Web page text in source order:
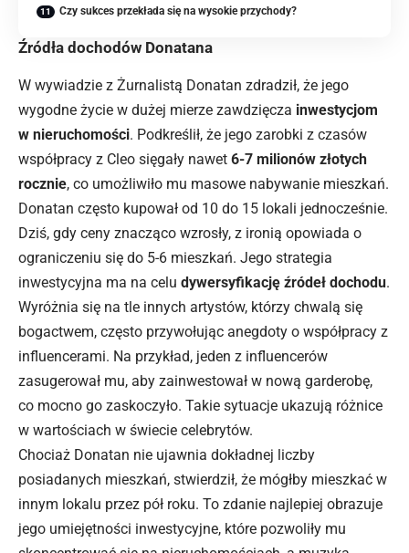
Czy sukces przekłada się na wysokie przychody?
Źródła dochodów Donatana
W wywiadzie z Żurnalistą Donatan zdradził, że jego
wygodne życie w dużej mierze zawdzięcza inwestycjom
w nieruchomości. Podkreślił, że jego zarobki z czasów
współpracy z Cleo sięgały nawet 6-7 milionów złotych
rocznie, co umożliwiło mu masowe nabywanie mieszkań.
Donatan często kupował od 10 do 15 lokali jednocześnie.
Dziś, gdy ceny znacząco wzrosły, z ironią opowiada o
ograniczeniu się do 5-6 mieszkań. Jego strategia
inwestycyjna ma na celu dywersyfikację źródeł dochodu.
Wyróżnia się na tle innych artystów, którzy chwalą się
bogactwem, często przywołując anegdoty o współpracy z
influencerami. Na przykład, jeden z influencerów
zasugerował mu, aby zainwestował w nową garderobę,
co mocno go zaskoczyło. Takie sytuacje ukazują różnice
w wartościach w świecie celebrytów.
Chociaż Donatan nie ujawnia dokładnej liczby
posiadanych mieszkań, stwierdził, że mógłby mieszkać w
innym lokalu przez pół roku. To zdanie najlepiej obrazuje
jego umiejętności inwestycyjne, które pozwoliły mu